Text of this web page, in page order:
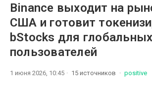
Binance выходит на
США и готовит
bStocks для глобальных
пользователей
1 июня 2026, 10:45 15 источников positive